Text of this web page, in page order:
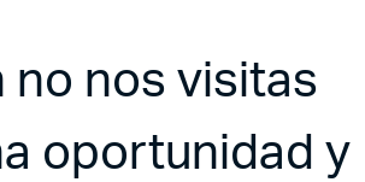
no nos visitas
oportunidad y